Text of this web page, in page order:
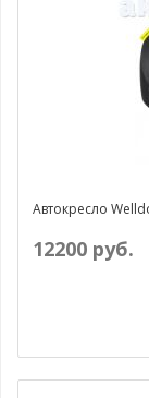
Автокресло
12200 руб.